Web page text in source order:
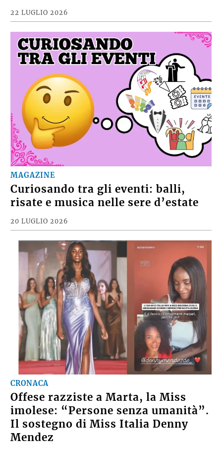
22 LUGLIO 2026
MAGAZINE
Curiosando tra gli eventi: balli,
risate e musica nelle sere d’estate
20 LUGLIO 2026
CRONACA
Offese razziste a Marta, la Miss
imolese: “Persone senza umanità”.
Il sostegno di Miss Italia Denny
Mendez